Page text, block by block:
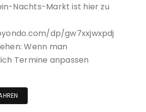
Nachts-Markt ist hier zu
dp/gw7xxjwxpdj
Wenn man
Termine anpassen